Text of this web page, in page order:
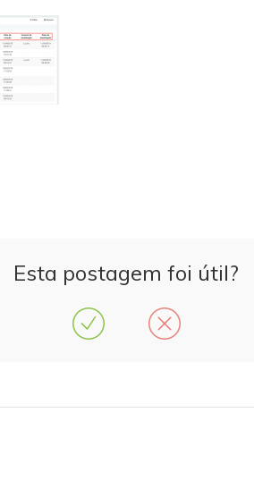
Esta postagem foi útil?